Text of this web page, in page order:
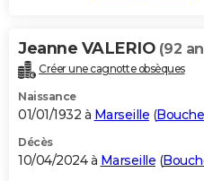
Jeanne VALERIO (92
Créer une cagnotte obsèques
Naissance
01/01/1932 à Marseille (
Décès
10/04/2024 à Marseille (